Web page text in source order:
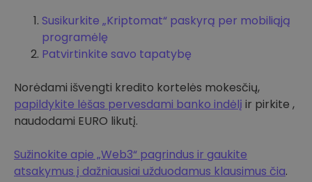
Susikurkite „Kriptomat“ paskyrą per mobiliąją
programėlę
Patvirtinkite savo tapatybę
Norėdami išvengti kredito kortelės mokesčių,
papildykite lėšas pervesdami banko indėlį ir pirkite ,
naudodami EURO likutį.
Sužinokite apie „Web3“ pagrindus ir gaukite
atsakymus į dažniausiai užduodamus klausimus čia.